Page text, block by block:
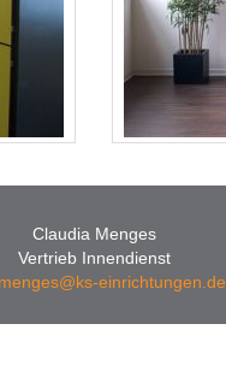
Claudia Menges
Vertrieb Innendienst
einrichtungen.de